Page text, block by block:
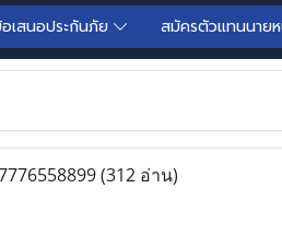
เสนอประกันภัย สมัครตัวแทนนาย
(312 อ่าน)